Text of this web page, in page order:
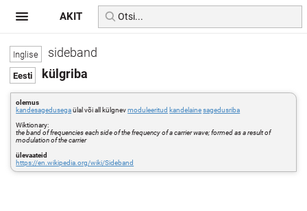
sideband
külgriba
olemus
kandesagedusegaülal või all külgnevmoduleeritud kandelainesagedusriba
Wiktionary:
the band of frequencies each side of the frequency of a carrier wave; formed as a result of
modulation of the carrier
ülevaateid
https://en.wikipedia.org/wiki/Sideband
AKIT